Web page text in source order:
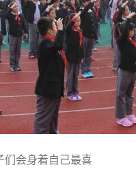
会身着自己最喜